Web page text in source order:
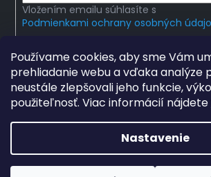
Používame cookies, aby sme Vám
prehliadanie webu a vďaka analýze
neustále zlepšovali jeho funkcie,
použiteľnosť. Viac informácií nájdete
Nastavenie
Vložením emailu súhlasíte s
Podmienkami ochrany osobných
mlady-vedec.sk
vyhradené.Upraviť
Grafický návrh vytvořil a na Shoptet
Hladatechka s.r.o.